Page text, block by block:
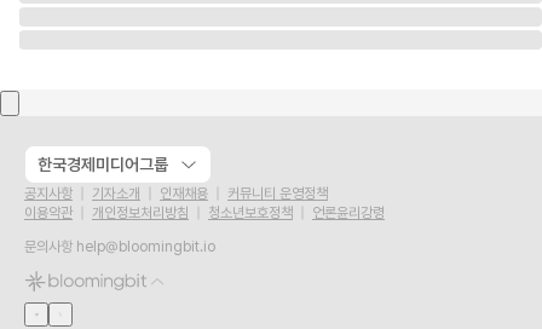
한국경제미디어그룹
공지사항 기자소개 인재채용
커뮤니티 운영정책
이용약관
개인정보처리방침 청소년보호정책
언론윤리강령
문의사항 help@bloomingbit.io